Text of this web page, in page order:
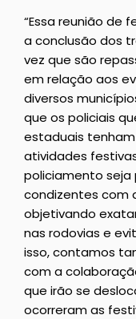
“Essa reunião de
a conclusão dos
vez que são
em relação aos
diversos
que os policiais
estaduais
atividades
policiamento seja
condizentes com
objetivando
nas rodovias e
isso, contamos
com a
que irão se
ocorreram as